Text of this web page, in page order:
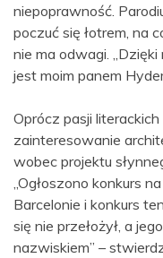
niepoprawność.
poczuć się łotrem, na
nie ma odwagi.
jest moim panem
Oprócz pasji
zainteresowanie
wobec projektu
„Ogłoszono konkurs
Barcelonie i konkurs
się nie przełożył, a
nazwiskiem” –